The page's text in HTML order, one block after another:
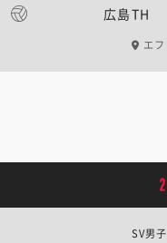
広島TH
エ
SV男